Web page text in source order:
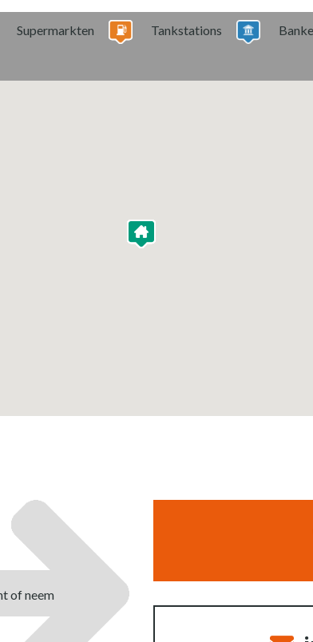
Supermarkten Tankstations
of neem